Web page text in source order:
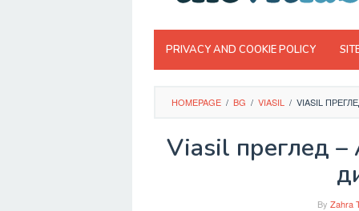
PRIVACY AND COOKIE POLICY
HOMEPAGE / BG / VIASIL / VIASIL
Viasil преглед –
By Zahra